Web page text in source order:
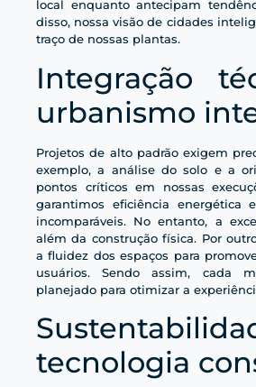
local enquanto antecipam
disso, nossa visão de cidades
traço de nossas plantas.
Integração
urbanismo
Projetos de alto padrão exigem
exemplo, a análise do solo e a
pontos críticos em nossas
garantimos eficiência energética
incomparáveis. No entanto, a
além da construção física. Por
a fluidez dos espaços para
usuários. Sendo assim, cada
planejado para otimizar a
tecnologia